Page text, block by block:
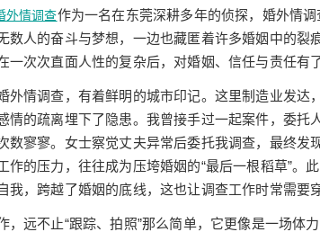
外情调查作为一名在东莞深耕多年的侦探，婚外情
数人的奋斗与梦想，一边也藏匿着许多婚姻中的
一次次直面人性的复杂后，对婚姻、信任与责任有
外情调查，有着鲜明的城市印记。这里制造业发达
情的疏离埋下了隐患。我曾接手过一起案件，委
数寥寥。女士察觉丈夫异常后委托我调查，最终
作的压力，往往成为压垮婚姻的“最后一根稻草”
我，跨越了婚姻的底线，这也让调查工作时常需要
，远不止“跟踪、拍照”那么简单，它更像是一场体